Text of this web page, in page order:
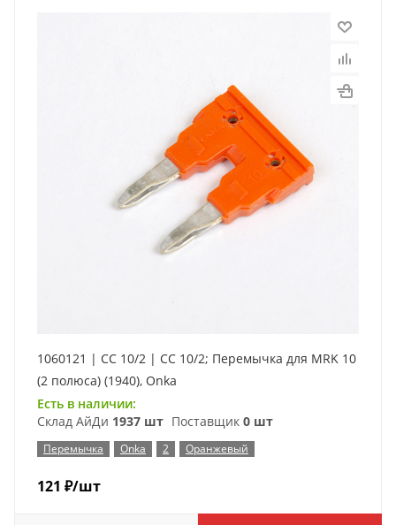
1060121 | CC 10/2 | CC 10/2; Перемычка для MRK 10
(2 полюса) (1940), Onka
Есть в наличии:
Склад АйДи 1937 шт Поставщик 0 шт
Перемычка Onka 2 Оранжевый
121 ₽/шт